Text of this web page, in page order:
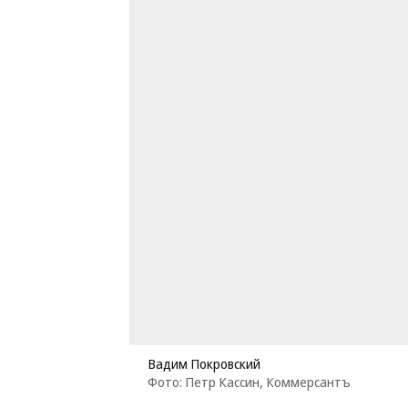
Вадим Покровский
Фото: Петр Кассин, Коммерсантъ